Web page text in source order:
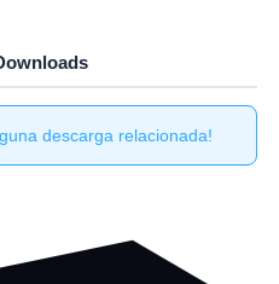
descarga relacionada!